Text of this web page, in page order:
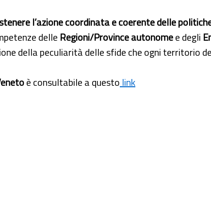
l’azione coordinata e coerente delle
delle Regioni/Province autonomee degli
della peculiarità delle sfide che ogni territorio
è consultabile a questo link